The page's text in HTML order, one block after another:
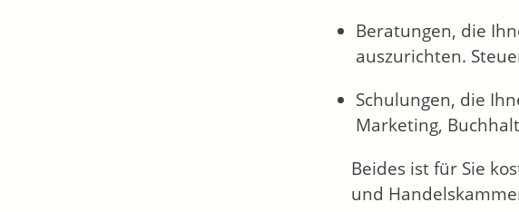
Beratungen, die
auszurichten.
Schulungen, die
Marketing,
Beides ist für Sie
und